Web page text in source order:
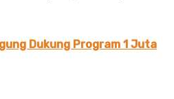
Dukung Program 1 Juta